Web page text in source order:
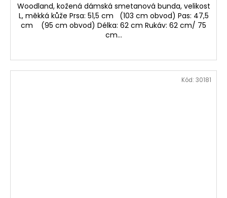
Woodland, kožená dámská smetanová bunda, velikost
L, měkká kůže Prsa: 51,5 cm (103 cm obvod) Pas: 47,5
cm (95 cm obvod) Délka: 62 cm Rukáv: 62 cm/ 75
cm...
Kód: 30181